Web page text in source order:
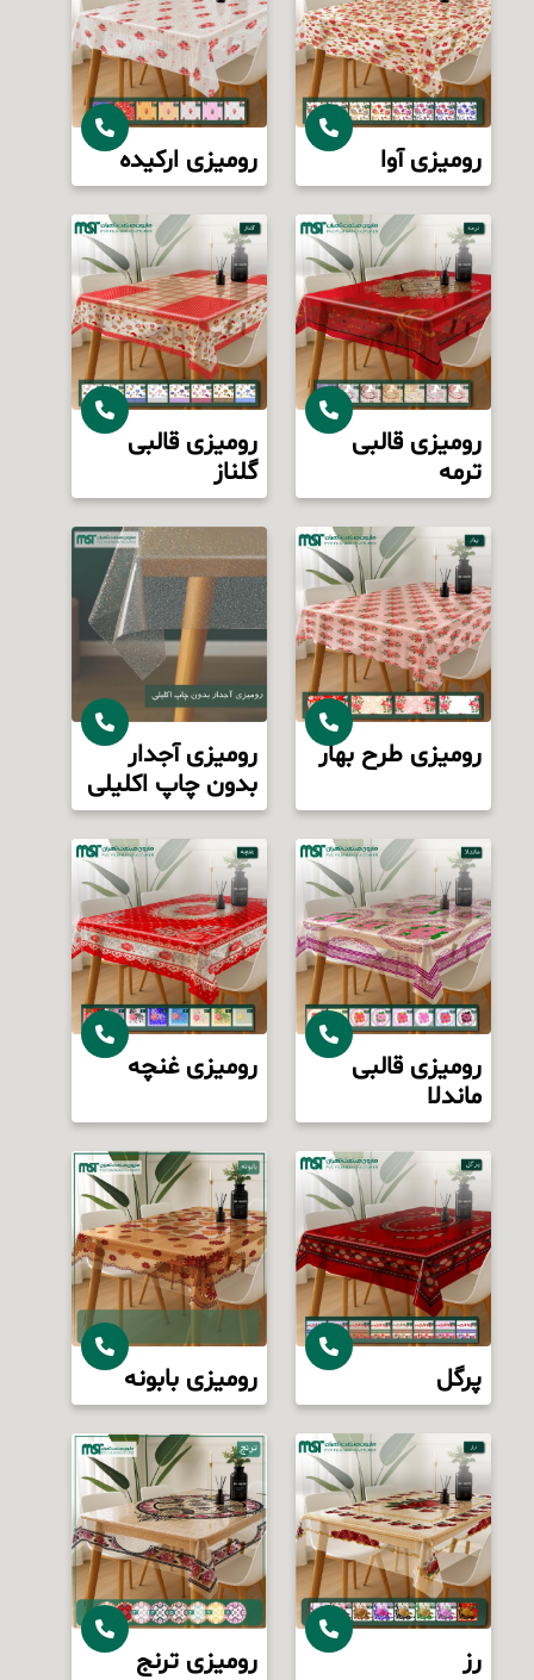
رومیزی آوا رومیزی ارکیده
رومیزی قالبی
ترمه
رومیزی قالبی
گلناز
رومیزی طرح بهار
رومیزی آجدار
بدون چاپ اکلیلی
رومیزی قالبی
ماندلا
رومیزی غنچه
پرگل رومیزی بابونه
رز رومیزی ترنج